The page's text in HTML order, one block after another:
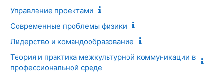
Управление проектами
Современные проблемы физики
Лидерство и командообразование
Теория и практика межкультурной коммуникации в
профессиональной среде